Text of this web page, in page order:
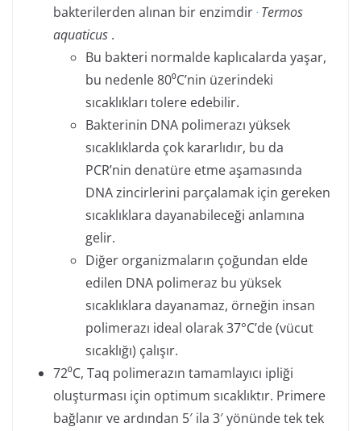
bakterilerden alınan bir enzimdir . Termos
aquaticus .
Bu bakteri normalde kaplıcalarda yaşar,
bu nedenle 80⁰C’nin üzerindeki
sıcaklıkları tolere edebilir.
Bakterinin DNA polimerazı yüksek
sıcaklıklarda çok kararlıdır, bu da
PCR’nin denatüre etme aşamasında
DNA zincirlerini parçalamak için gereken
sıcaklıklara dayanabileceği anlamına
gelir.
Diğer organizmaların çoğundan elde
edilen DNA polimeraz bu yüksek
sıcaklıklara dayanamaz, örneğin insan
polimerazı ideal olarak 37°C’de (vücut
sıcaklığı) çalışır.
72⁰C, Taq polimerazın tamamlayıcı ipliği
oluşturması için optimum sıcaklıktır. Primere
bağlanır ve ardından 5′ ila 3′ yönünde tek tek